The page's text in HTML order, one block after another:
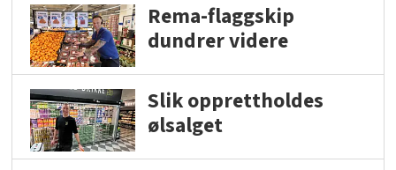
Rema-flaggskip
dundrer videre
Slik opprettholdes
ølsalget